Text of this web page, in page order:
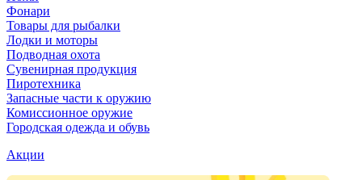
Фонари
Товары для рыбалки
Лодки и моторы
Подводная охота
Сувенирная продукция
Пиротехника
Запасные части к оружию
Комиссионное оружие
Городская одежда и обувь
Акции